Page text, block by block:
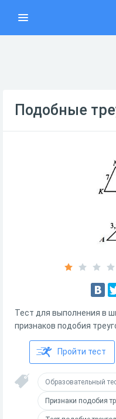
Подобные
Тест для выполнения в
признаков подобия
Пройти тест
Образовательный
Признаки подобия